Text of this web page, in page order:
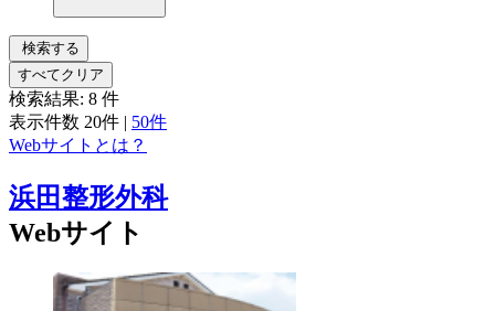
検索する
すべてクリア
検索結果: 8 件
表示件数 20件 | 50件
Webサイトとは？
浜田整形外科
Webサイト